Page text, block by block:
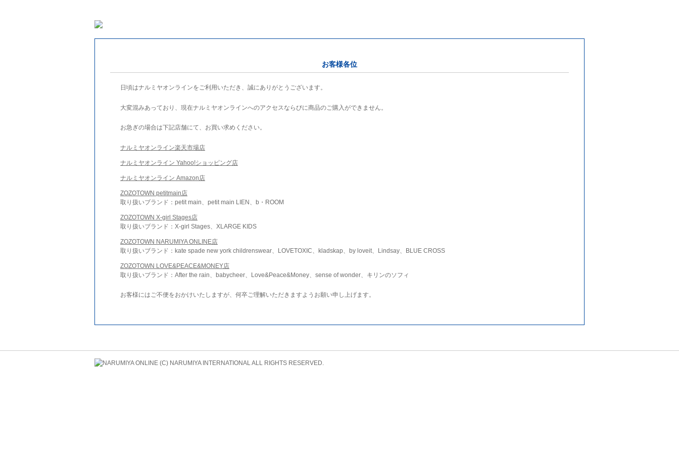
お客様各位
日頃はナルミヤオンラインをご利用いただき、誠にありがとうございます。
大変混みあっており、現在ナルミヤオンラインへのアクセスならびに商品のご購入ができません。
お急ぎの場合は下記店舗にて、お買い求めください。
ナルミヤオンライン楽天市場店
ナルミヤオンライン Yahoo!ショッピング店
ナルミヤオンライン Amazon店
ZOZOTOWN petitmain店
取り扱いブランド：petit main、petit main LIEN、b・ROOM
ZOZOTOWN X-girl Stages店
取り扱いブランド：X-girl Stages、XLARGE KIDS
ZOZOTOWN NARUMIYA ONLINE店
取り扱いブランド：kate spade new york childrenswear、LOVETOXIC、kladskap、by loveit、Lindsay、BLUE CROSS
ZOZOTOWN LOVE&PEACE&MONEY店
取り扱いブランド：After the rain、babycheer、Love&Peace&Money、sense of wonder、キリンのソフィ
お客様にはご不便をおかけいたしますが、何卒ご理解いただきますようお願い申し上げます。